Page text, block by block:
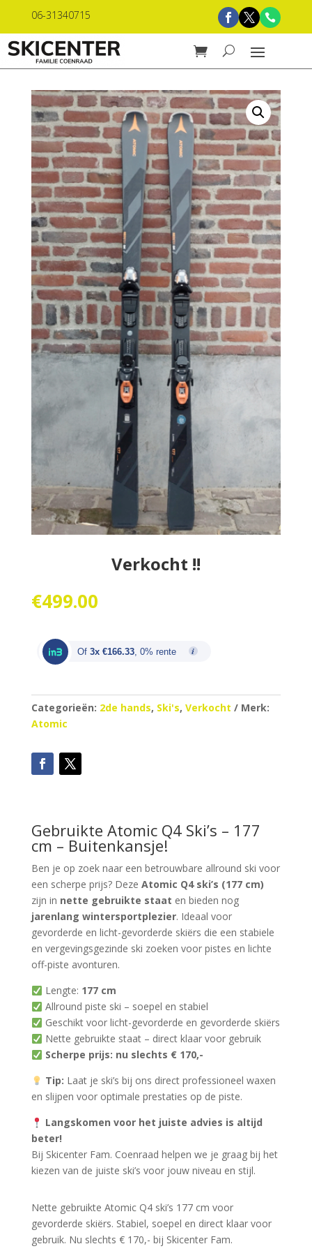
06-31340715
Verkocht !!
€499.00
Of 3x €166.33, 0% rente
Categorieën: 2de hands, Ski's, Verkocht
Merk:
Atomic
Gebruikte Atomic Q4 Ski’s – 177
cm – Buitenkansje!
Ben je op zoek naar een betrouwbare allround ski voor
een scherpe prijs? Deze Atomic Q4 ski’s (177 cm)
zijn in nette gebruikte staat en bieden nog
jarenlang wintersportplezier. Ideaal voor
gevorderde en licht-gevorderde skiërs die een stabiele
en vergevingsgezinde ski zoeken voor pistes en lichte
off-piste avonturen.
Lengte: 177 cm
Allround piste ski – soepel en stabiel
Geschikt voor licht-gevorderde en gevorderde skiërs
Nette gebruikte staat – direct klaar voor gebruik
Scherpe prijs: nu slechts € 170,-
Tip: Laat je ski’s bij ons direct professioneel waxen
en slijpen voor optimale prestaties op de piste.
Langskomen voor het juiste advies is altijd
beter!
Bij Skicenter Fam. Coenraad helpen we je graag bij het
kiezen van de juiste ski’s voor jouw niveau en stijl.
Nette gebruikte Atomic Q4 ski’s 177 cm voor
gevorderde skiërs. Stabiel, soepel en direct klaar voor
gebruik. Nu slechts € 170,- bij Skicenter Fam.